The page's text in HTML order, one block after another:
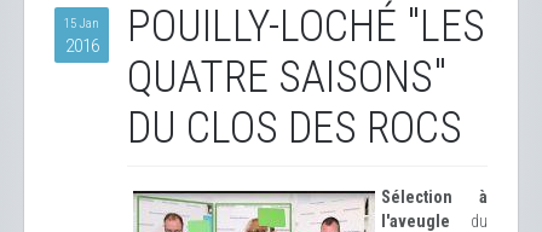
15 Jan
2016
POUILLY-LOCHÉ "LES
QUATRE SAISONS"
DU CLOS DES ROCS
Sélection à
l'aveugle du